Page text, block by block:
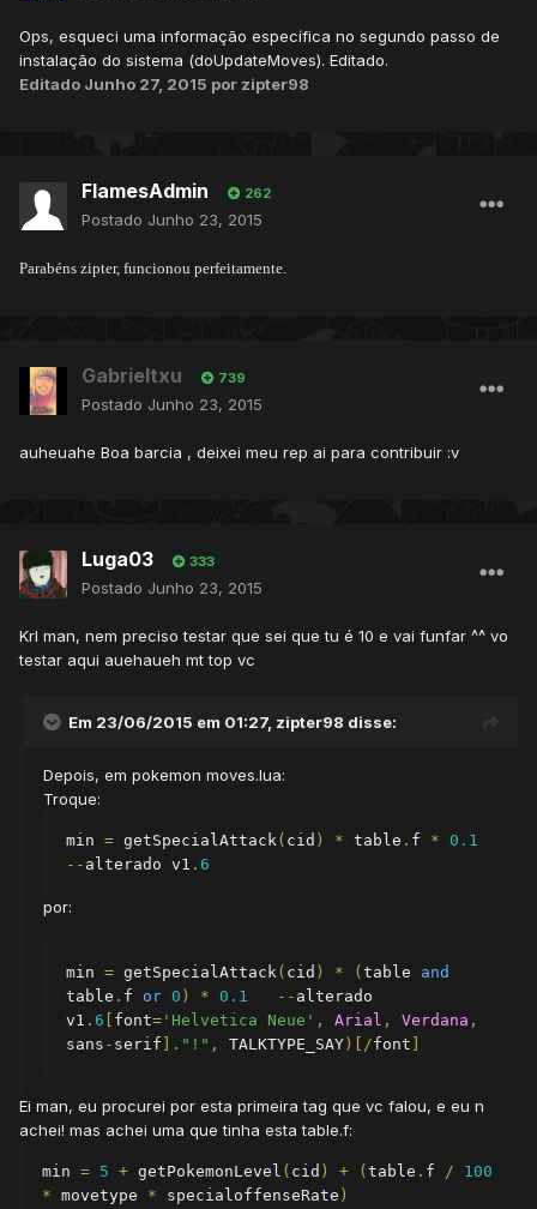
Ops, esqueci uma informação específica no segundo passo de
instalação do sistema (doUpdateMoves). Editado.
Editado Junho 27, 2015 por zipter98
FlamesAdmin 262
Postado Junho 23, 2015
Parabéns zipter, funcionou perfeitamente.
Gabrieltxu 739
Postado Junho 23, 2015
auheuahe Boa barcia , deixei meu rep ai para contribuir :v
Luga03 333
Postado Junho 23, 2015
Krl man, nem preciso testar que sei que tu é 10 e vai funfar ^^ vo
testar aqui auehaueh mt top vc
Em 23/06/2015 em 01:27, zipter98 disse:
Depois, em pokemon moves.lua:
Troque:
min = getSpecialAttack( cid ) * table . f *
0.1
-- alterado v1 . 6
por:
min = getSpecialAttack( cid ) * ( table and
table . f or 0 ) * 0.1 -- alterado
v1 . 6 font= 'Helvetica Neue' , Arial , Verdana ,
sans - serif ]. "!" , TALKTYPE_SAY )[/font
Ei man, eu procurei por esta primeira tag que vc falou, e eu n
achei! mas achei uma que tinha esta table.f:
min = 5 + getPokemonLevel ( cid ) + ( table . f /
100
* movetype * specialoffenseRate )